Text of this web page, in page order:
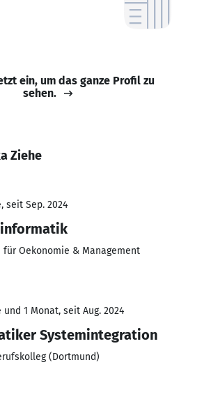
ein, um das ganze Profil zu
sehen.
Ziehe
seit Sep. 2024
für Oekonomie & Management
und 1 Monat, seit Aug. 2024
Systemintegration
(Dortmund)